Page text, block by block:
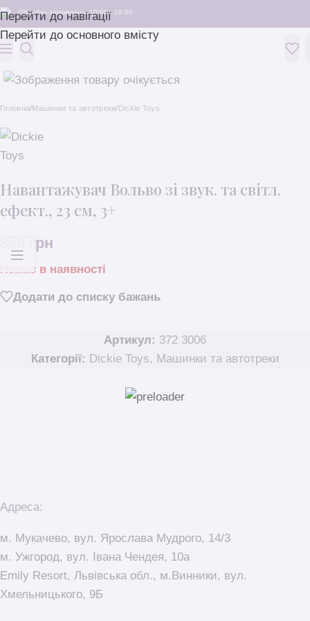
Перейти до навігації
Перейти до основного вмісту
Обробка замовлень: 10:00 - 19:00
Головна/Машинки та автотреки/Dickie Toys
Навантажувач Вольво зi звук. та свiтл.
ефект., 23 см, 3+
грн
Немає в наявності
Додати до списку бажань
Артикул: 372 3006
Категорії: Dickie Toys, Машинки та автотреки
Адреса:
м. Мукачево, вул. Ярослава Мудрого, 14/3
м. Ужгород, вул. Івана Чендея, 10а
Emily Resort, Львівська обл., м.Винники, вул.
Хмельницького, 9Б